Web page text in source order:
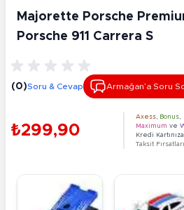
Majorette Porsche
Porsche 911 Carrera S
(0)Soru & Cevap Armağan’a Soru
₺299,90
Axess Bonus
Maximum ve
Kredi Kartınıza
Taksit